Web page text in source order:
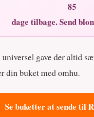
85
dage tilbage. Send
gave der altid
din buket med omhu.
Se buketter at sende til